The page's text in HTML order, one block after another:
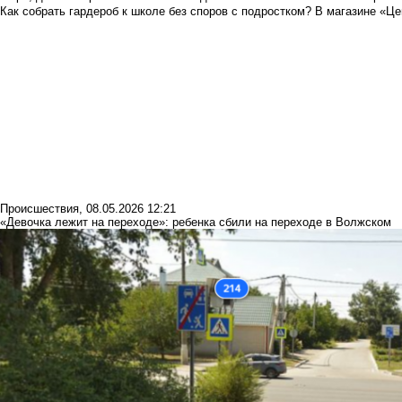
Как собрать гардероб к школе без споров с подростком? В магазине
Происшествия, 08.05.2026 12:21
«Девочка лежит на переходе»: ребенка сбили на переходе в Волжском